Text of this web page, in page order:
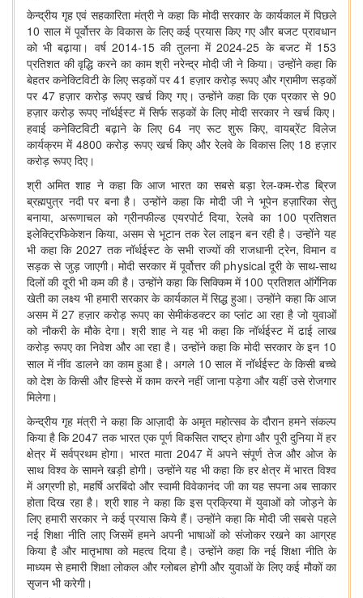
केन्द्रीय गृह एवं सहकारिता मंत्री ने कहा कि मोदी सरकार के कार्यकाल में पिछले
10 साल में पूर्वोत्तर के विकास के लिए कई प्रयास किए गए और बजट प्रावधान
को भी बढ़ाया। वर्ष 2014-15 की तुलना में 2024-25 के बजट में 153
प्रतिशत की वृद्धि करने का काम श्री नरेन्द्र मोदी जी ने किया। उन्होंने कहा कि
बेहतर कनेक्टिविटी के लिए सड़कों पर 41 हज़ार करोड़ रूपए और ग्रामीण सड़कों
पर 47 हज़ार करोड़ रूपए खर्च किए गए। उन्होंने कहा कि एक प्रकार से 90
हज़ार करोड़ रूपए नॉर्थईस्ट में सिर्फ सड़कों के लिए मोदी सरकार ने खर्च किए।
हवाई कनेक्टिविटी बढ़ाने के लिए 64 नए रूट शुरू किए, वायब्रेंट विलेज
कार्यक्रम में 4800 करोड़ रूपए खर्च किए और रेलवे के विकास लिए 18 हज़ार
करोड़ रूपए दिए।
श्री अमित शाह ने कहा कि आज भारत का सबसे बड़ा रेल-कम-रोड ब्रिज
ब्रह्मपुत्र नदी पर बना है। उन्होंने कहा कि मोदी जी ने भूपेन हज़ारिका सेतु
बनाया, अरूणाचल को ग्रीनफील्ड एयरपोर्ट दिया, रेलवे का 100 प्रतिशत
इलेक्ट्रिफिकेशन किया, असम से भूटान तक रेल लाइन बन रही है। उन्होंने यह
भी कहा कि 2027 तक नॉर्थईस्ट के सभी राज्यों की राजधानी ट्रेन, विमान व
सड़क से जुड़ जाएगी। मोदी सरकार में पूर्वोत्तर की physical दूरी के साथ-साथ
दिलों की दूरी भी कम की है। उन्होंने कहा कि सिक्किम में 100 प्रतिशत ऑर्गेनिक
खेती का लक्ष्य भी हमारी सरकार के कार्यकाल में सिद्ध हुआ। उन्होंने कहा कि आज
असम में 27 हज़ार करोड़ रूपए का सेमीकंडक्टर का प्लांट आ रहा है जो युवाओं
को नौकरी के मौके देगा। श्री शाह ने यह भी कहा कि नॉर्थईस्ट में ढाई लाख
करोड़ रूपए का निवेश और आ रहा है। उन्होंने कहा कि मोदी सरकार के इन 10
साल में नींव डालने का काम हुआ है। अगले 10 साल में नॉर्थईस्ट के किसी बच्चे
को देश के किसी और हिस्से में काम करने नहीं जाना पड़ेगा और यहीं उसे रोजगार
मिलेगा।
केन्द्रीय गृह मंत्री ने कहा कि आज़ादी के अमृत महोत्सव के दौरान हमने संकल्प
किया है कि 2047 तक भारत एक पूर्ण विकसित राष्ट्र होगा और पूरी दुनिया में हर
क्षेत्र में सर्वप्रथम होगा। भारत माता 2047 में अपने संपूर्ण तेज और ओज के
साथ विश्व के सामने खड़ी होगी। उन्होंने यह भी कहा कि हर क्षेत्र में भारत विश्व
में अग्रणी हो, महर्षि अरबिंदो और स्वामी विवेकानंद जी का यह सपना अब साकार
होता दिख रहा है। श्री शाह ने कहा कि इस प्रक्रिया में युवाओं को जोड़ने के
लिए हमारी सरकार ने कई प्रयास किये हैं। उन्होंने कहा कि मोदी जी सबसे पहले
नई शिक्षा नीति लाए जिसमें हमने अपनी भाषाओं को संजोकर रखने का आग्रह
किया है और मातृभाषा को महत्व दिया है। उन्होंने कहा कि नई शिक्षा नीति के
माध्यम से हमारी शिक्षा लोकल और ग्लोबल होगी और युवाओं के लिए कई मौकों का
सृजन भी करेगी।